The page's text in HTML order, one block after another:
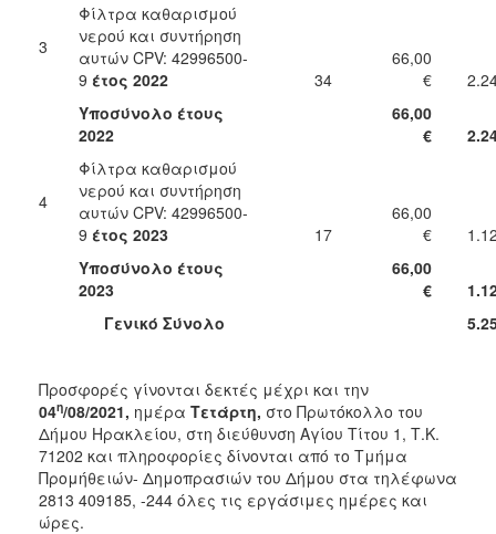
3
Φίλτρα καθαρισμού
νερού και συντήρηση
αυτών CPV: 42996500-
9 έτος 2022 34
66,00
€
Υποσύνολο έτους
2022
66,00
€
4
Φίλτρα καθαρισμού
νερού και συντήρηση
αυτών CPV: 42996500-
9 έτος 2023 17
66,00
€
Υποσύνολο έτους
2023
66,00
€
Γενικό Σύνολο
Προσφορές γίνονται δεκτές μέχρι και την
04η/08/2021, ημέρα Τετάρτη, στο Πρωτόκολλο του
Δήμου Ηρακλείου, στη διεύθυνση Αγίου Τίτου 1, Τ.Κ.
71202 και πληροφορίες δίνονται από το Τμήμα
Προμήθειών- Δημοπρασιών του Δήμου στα τηλέφωνα
2813 409185, -244 όλες τις εργάσιμες ημέρες και
ώρες.